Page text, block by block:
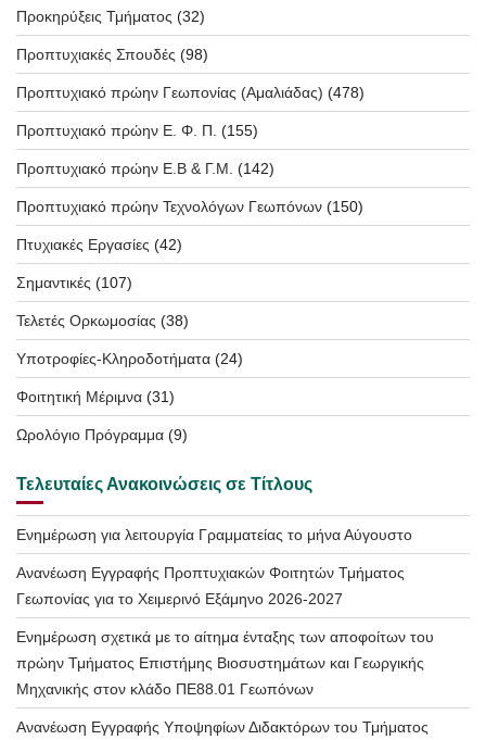
Προκηρύξεις Τμήματος (32)
Προπτυχιακές Σπουδές (98)
Προπτυχιακό πρώην Γεωπονίας (Αμαλιάδας) (478)
Προπτυχιακό πρώην Ε. Φ. Π. (155)
Προπτυχιακό πρώην Ε.Β & Γ.Μ. (142)
Προπτυχιακό πρώην Τεχνολόγων Γεωπόνων (150)
Πτυχιακές Εργασίες (42)
Σημαντικές (107)
Τελετές Ορκωμοσίας (38)
Υποτροφίες-Κληροδοτήματα (24)
Φοιτητική Μέριμνα (31)
Ωρολόγιο Πρόγραμμα (9)
Τελευταίες Ανακοινώσεις σε Τίτλους
Ενημέρωση για λειτουργία Γραμματείας το μήνα Αύγουστο
Ανανέωση Εγγραφής Προπτυχιακών Φοιτητών Τμήματος
Γεωπονίας για το Χειμερινό Εξάμηνο 2026-2027
Ενημέρωση σχετικά με το αίτημα ένταξης των αποφοίτων του
πρώην Τμήματος Επιστήμης Βιοσυστημάτων και Γεωργικής
Μηχανικής στον κλάδο ΠΕ88.01 Γεωπόνων
Ανανέωση Εγγραφής Υποψηφίων Διδακτόρων του Τμήματος